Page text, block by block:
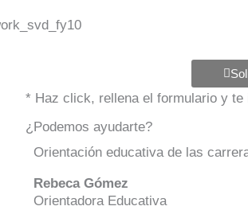
* Haz click, rellena el formulario y
¿Podemos ayudarte?
Orientación educativa de las
Rebeca Gómez
Orientadora Educativa